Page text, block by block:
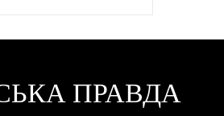
ПРАВДА